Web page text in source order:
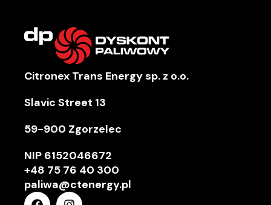
Citronex Trans Energy sp. z o.o.
Slavic Street 13
59-900 Zgorzelec
NIP 6152046672
+48 75 76 40 300
paliwa@ctenergy.pl